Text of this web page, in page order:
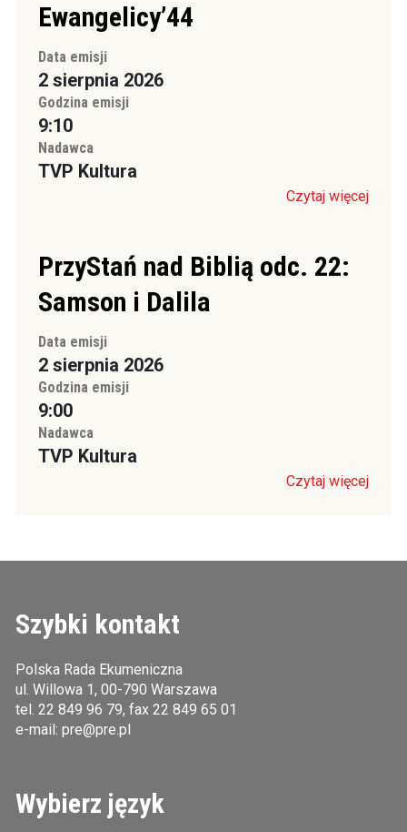
Ewangelicy’44
Data emisji
2 sierpnia 2026
Godzina emisji
9:10
Nadawca
TVP Kultura
Czytaj więcej
PrzyStań nad Biblią odc. 22:
Samson i Dalila
Data emisji
2 sierpnia 2026
Godzina emisji
9:00
Nadawca
TVP Kultura
Czytaj więcej
Szybki kontakt
Polska Rada Ekumeniczna
ul. Willowa 1, 00-790 Warszawa
tel. 22 849 96 79, fax 22 849 65 01
e-mail: pre@pre.pl
Wybierz język